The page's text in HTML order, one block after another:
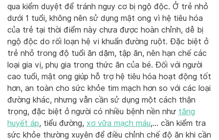
qua kiểm duyệt để tránh nguy cơ bị ngộ độc. Ở trẻ nhỏ
dưới 1 tuổi, không nên sử dụng mật ong vì hệ tiêu hóa
của trẻ tại thời điểm này chưa được hoàn chỉnh, dễ bị
ngộ độc do rối loạn hệ vi khuẩn đường ruột. Đặc biệt ở
trẻ nhỏ trong độ tuổi ăn dặm, tập ăn, nên hạn chế các
loại gia vị, phụ gia trong thức ăn của bé. Đối với người
cao tuổi, mật ong giúp hỗ trợ hệ tiêu hóa hoạt động tốt
hơn, an toàn cho sức khỏe tim mạch hơn so với các loại
đường khác, nhưng vẫn cần sử dụng một cách thận
trọng, đặc biệt ở người có nhiều bệnh nền như tăng
huyết áp, tiểu đường, xơ vữa mạch máu,… cần kiểm tra
sức khỏe thường xuyên để điều chỉnh chế độ ăn khi cần